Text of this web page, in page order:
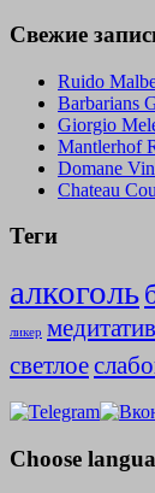
Свежие
Ruido
Barbarians
Giorgio
Mantlerhof
Domane
Chateau
Теги
алкоголь
ликер
светлое
Choose